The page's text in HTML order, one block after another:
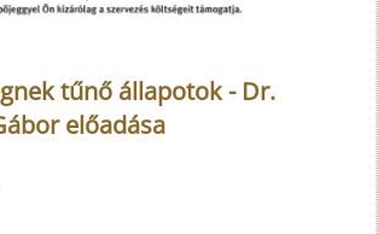
tűnő állapotok - Dr.
előadása